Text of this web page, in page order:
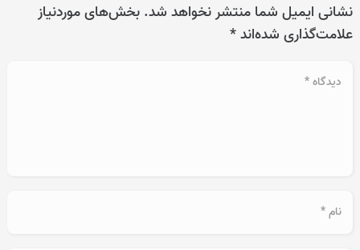
نشانی ایمیل شما منتشر نخواهد شد. بخش‌های موردنیاز
علامت‌گذاری شده‌اند*